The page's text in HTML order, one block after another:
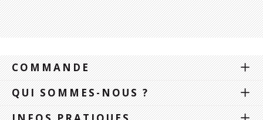
COMMANDE
QUI SOMMES-NOUS ?